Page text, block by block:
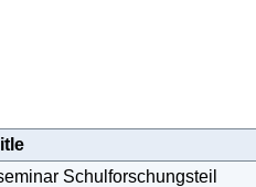
Schulforschungsteil